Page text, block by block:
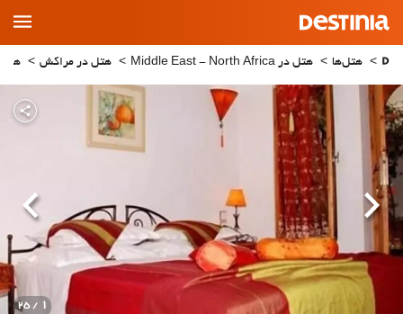
Main
Menu
هتل‌ها هتل در Middle East - North Africa هتل در مراکش
1
/ 25
قبلی بعدی